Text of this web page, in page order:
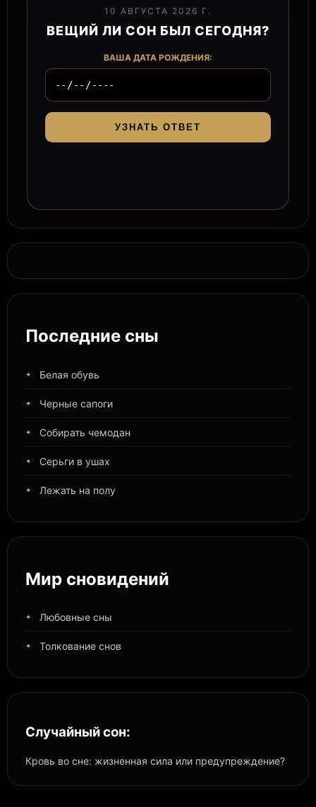
10 АВГУСТА 2026 Г.
ВЕЩИЙ ЛИ СОН БЫЛ СЕГОДНЯ?
ВАША ДАТА РОЖДЕНИЯ:
УЗНАТЬ ОТВЕТ
Последние сны
Белая обувь
Черные сапоги
Собирать чемодан
Серьги в ушах
Лежать на полу
Мир сновидений
Любовные сны
Толкование снов
Случайный сон:
Кровь во сне: жизненная сила или предупреждение?